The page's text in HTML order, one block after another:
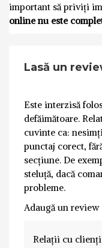
important să priviți
online nu este
Lasă un
Este interzisă
defăimătoare.
cuvinte ca:
punctaj corect,
secțiune. De
steluță, dacă
probleme.
Adaugă un review
Relații cu